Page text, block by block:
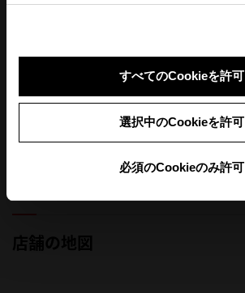
すべてのCookieを許可
選択中のCookieを許可
必須のCookieのみ許可
定休日 長期休暇
店舗の地図